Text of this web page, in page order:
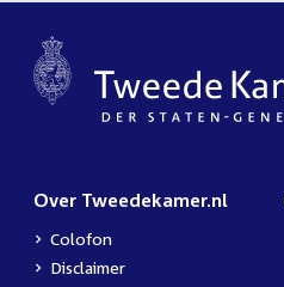
Over Tweedekamer.nl
Colofon
Disclaimer